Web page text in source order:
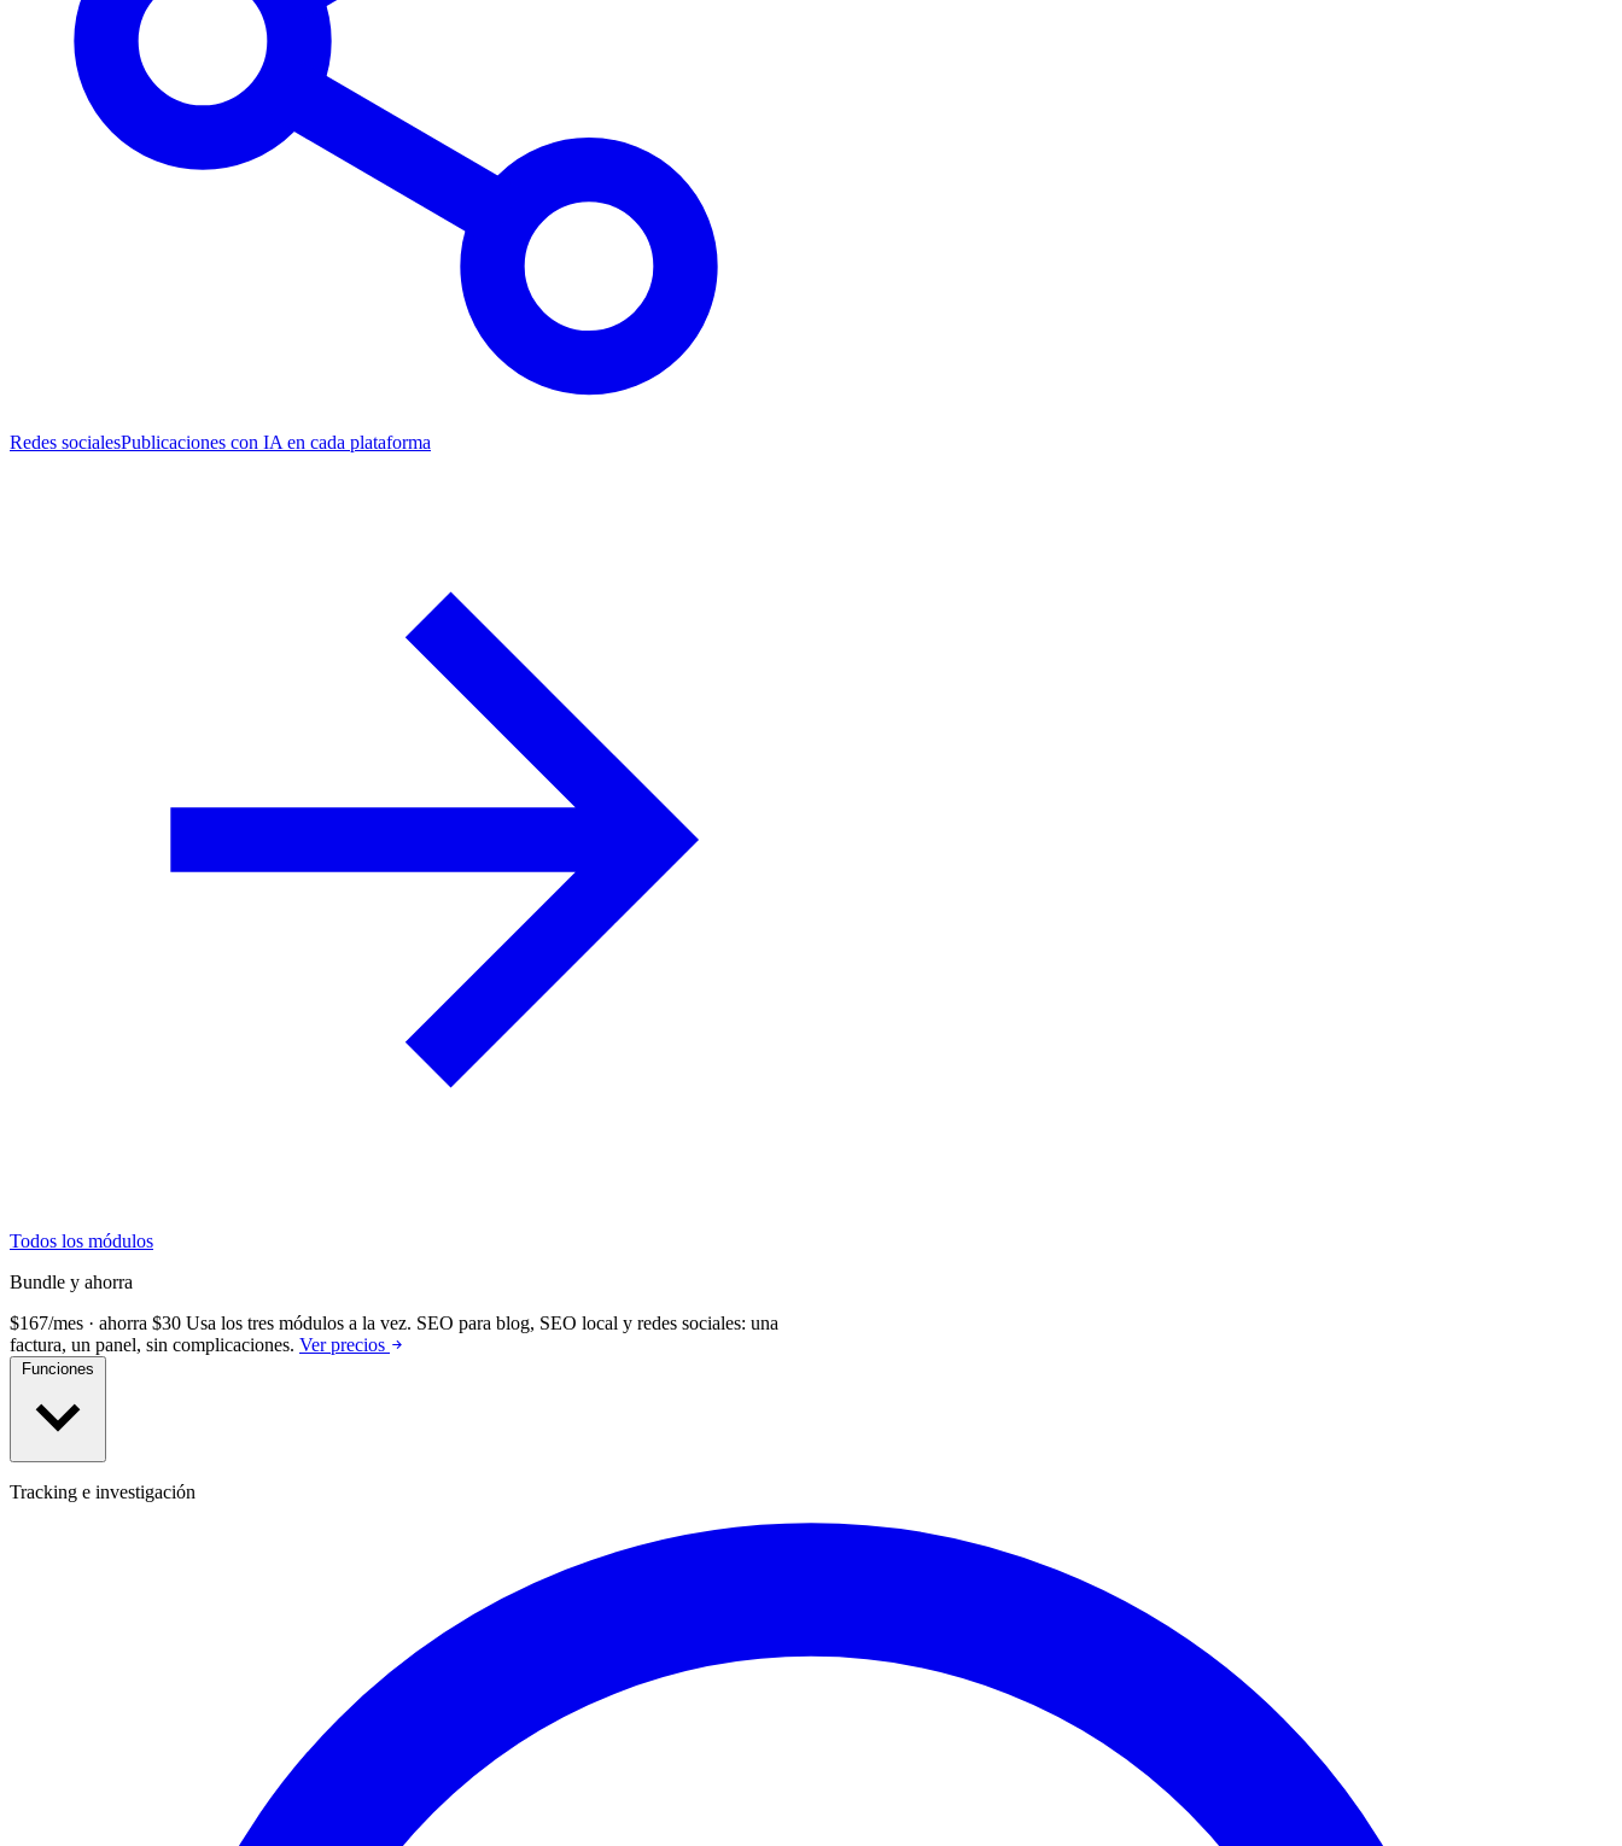
Redes socialesPublicaciones con IA en cada plataforma
Todos los módulos
Bundle y ahorra
$167/mes · ahorra $30 Usa los tres módulos a la vez. SEO para blog, SEO local y redes sociales: una
factura, un panel, sin complicaciones. Ver precios
Tracking e investigación